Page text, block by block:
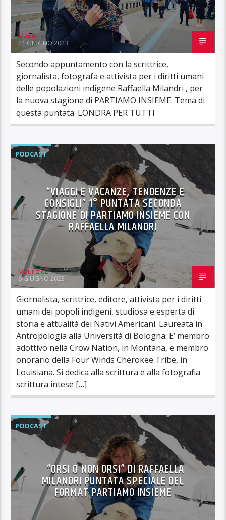
MaurizioB
21 GIUGNO 2023
Secondo appuntamento con la scrittrice,
giornalista, fotografa e attivista per i diritti umani
delle popolazioni indigene Raffaella Milandri , per
la nuova stagione di PARTIAMO INSIEME. Tema di
questa puntata: LONDRA PER TUTTI
PODCAST
“VIAGGI E VACANZE, TENDENZE E
CONSIGLI” 1° PUNTATA SECONDA
STAGIONE DI PARTIAMO INSIEME CON
RAFFAELLA MILANDRI
MaurizioB
6 GIUGNO 2023
Giornalista, scrittrice, editore, attivista per i diritti
umani dei popoli indigeni, studiosa e esperta di
storia e attualità dei Nativi Americani. Laureata in
Antropologia alla Università di Bologna. E’ membro
adottivo nella Crow Nation, in Montana, e membro
onorario della Four Winds Cherokee Tribe, in
Louisiana. Si dedica alla scrittura e alla fotografia
scrittura intese […]
PODCAST
“ORSI O NON ORSI” DI RAFFAELLA
MILANDRI PUNTATA SPECIALE DEL
FORMAT PARTIAMO INSIEME